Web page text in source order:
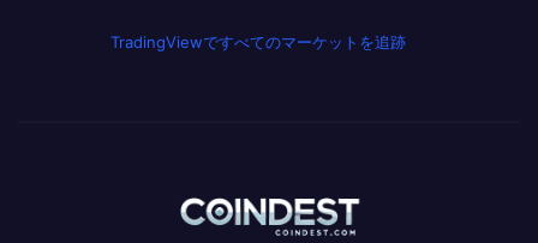
TradingViewですべてのマーケットを追跡